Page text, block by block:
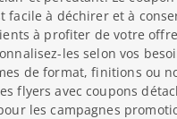
facile à déchirer et à
à profiter de votre offre
les selon vos
de format, finitions ou
flyers avec coupons
les campagnes